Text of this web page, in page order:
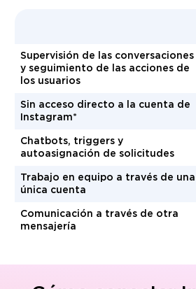
Supervisión de las conversaciones
y seguimiento de las acciones de
los usuarios
Sin acceso directo a la cuenta de
Instagram*
Chatbots, triggers y
autoasignación de solicitudes
Trabajo en equipo a través de una
única cuenta
Comunicación a través de otra
mensajería